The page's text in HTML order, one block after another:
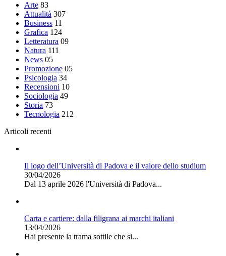
Arte 83
Attualità 307
Business 11
Grafica 124
Letteratura 09
Natura 111
News 05
Promozione 05
Psicologia 34
Recensioni 10
Sociologia 49
Storia 73
Tecnologia 212
Articoli recenti
Il logo dell’Università di Padova e il valore dello studium
30/04/2026
Dal 13 aprile 2026 l'Università di Padova...
Carta e cartiere: dalla filigrana ai marchi italiani
13/04/2026
Hai presente la trama sottile che si...